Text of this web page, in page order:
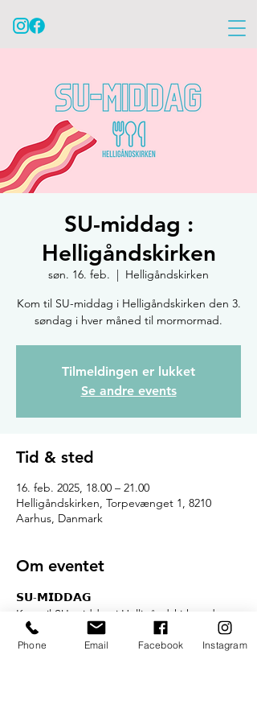
SU-middag :
Helligåndskirken
søn. 16. feb.
  |
Helligåndskirken
Kom til SU-middag i Helligåndskirken den 3.
søndag i hver måned til mormormad.
Tilmeldingen er lukket
Se andre events
Tid & sted
16. feb. 2025, 18.00 – 21.00
Helligåndskirken, Torpevænget 1, 8210
Aarhus, Danmark
Om eventet
𝗦𝗨-𝗠𝗜𝗗𝗗𝗔𝗚
Kom til SU-middag i Helligåndskirken den
3. søndag i hver måned til mormormad.
Phone Email Facebook Instagram